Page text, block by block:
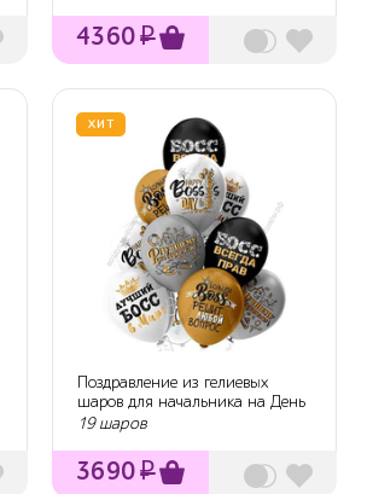
4360₽
ХИТ
Поздравление из гелиевых
шаров для начальника на День
рождения
19 шаров
3690₽